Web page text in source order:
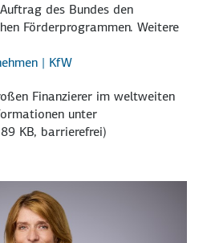
des Bundes den
Förderprogrammen. Weitere
| KfW
Finanzierer im weltweiten
unter
89 KB, barrierefrei)